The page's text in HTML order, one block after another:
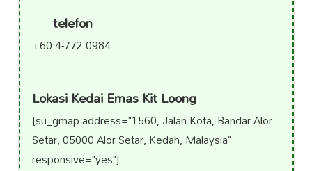
telefon
+60 4-772 0984
Lokasi Kedai Emas Kit Loong
[su_gmap address="1560, Jalan Kota, Bandar Alor
Setar, 05000 Alor Setar, Kedah, Malaysia"
responsive="yes"]